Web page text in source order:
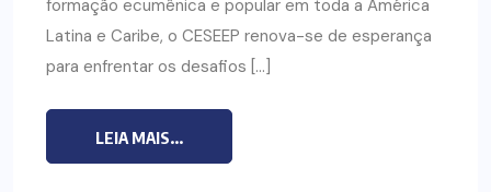
formação ecumênica e popular em toda a América
Latina e Caribe, o CESEEP renova-se de esperança
para enfrentar os desafios […]
LEIA MAIS...